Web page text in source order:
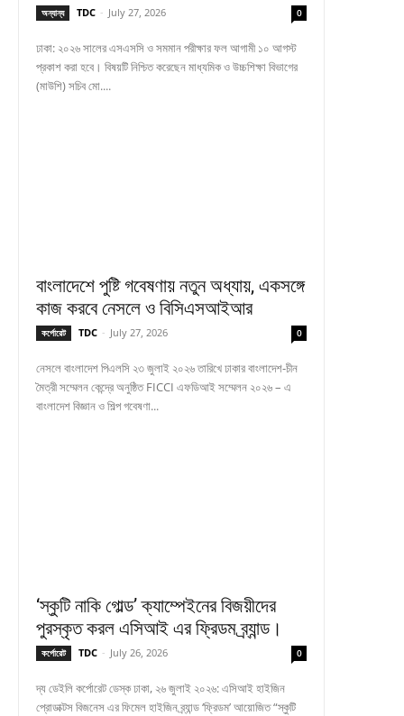
অন্যান্য TDC - July 27, 2026 0
ঢাকা: ২০২৬ সালের এসএসসি ও সমমান পরীক্ষার ফল আগামী ১০ আগস্ট
প্রকাশ করা হবে। বিষয়টি নিশ্চিত করেছেন মাধ্যমিক ও উচ্চশিক্ষা বিভাগের
(মাউশি) সচিব মো....
বাংলাদেশে পুষ্টি গবেষণায় নতুন অধ্যায়, একসঙ্গে
কাজ করবে নেসলে ও বিসিএসআইআর
কর্পোরেট TDC - July 27, 2026 0
নেসলে বাংলাদেশ পিএলসি ২৩ জুলাই ২০২৬ তারিখে ঢাকার বাংলাদেশ-চীন
মৈত্রী সম্মেলন কেন্দ্রে অনুষ্ঠিত FICCI এফডিআই সম্মেলন ২০২৬ – এ
বাংলাদেশ বিজ্ঞান ও শিল্প গবেষণা...
‘স্কুটি নাকি গোল্ড’ ক্যাম্পেইনের বিজয়ীদের
পুরস্কৃত করল এসিআই এর ফ্রিডম ব্র্যান্ড।
কর্পোরেট TDC - July 26, 2026 0
দ্য ডেইলি কর্পোরেট ডেস্ক ঢাকা, ২৬ জুলাই ২০২৬: এসিআই হাইজিন
প্রোডাক্টস বিজনেস এর ফিমেল হাইজিন ব্র্যান্ড ‘ফ্রিডম’ আয়োজিত “স্কুটি